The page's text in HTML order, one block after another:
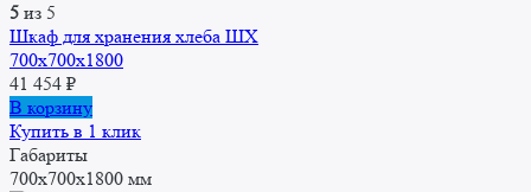
5 из 5
Шкаф для хранения хлеба ШХ
700x700x1800
41 454 ₽
В корзину
Купить в 1 клик
Габариты
700x700x1800 мм